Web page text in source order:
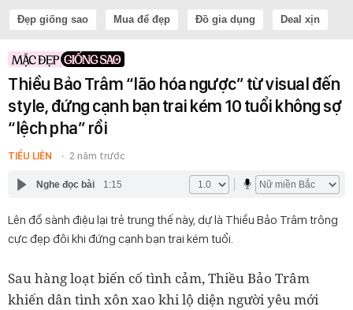
Đẹp giống sao Mua để đẹp Đồ gia dụng Deal xịn
Thiều Bảo Trâm “lão hóa ngược” từ visual đến
style, đứng cạnh bạn trai kém 10 tuổi không sợ
“lệch pha” rồi
TIỂU LIÊN 2 năm trước
Nghe đọc bài 1:15
Lên đồ sành điệu lại trẻ trung thế này, dự là Thiều Bảo Trâm trông
cực đẹp đôi khi đứng cạnh bạn trai kém tuổi.
Sau hàng loạt biến cố tình cảm, Thiều Bảo Trâm
khiến dân tình xôn xao khi lộ diện người yêu mới